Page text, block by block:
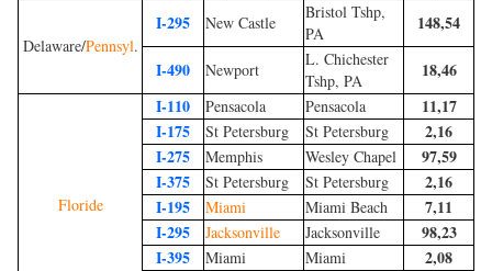
Delaware/Pennsyl.
I-295 New Castle
Bristol Tshp,
PA
148,54
I-490 Newport
L. Chichester
Tshp, PA
18,46
Floride
I-110 Pensacola Pensacola
11,17
I-175
St Petersburg St Petersburg
2,16
I-275
Memphis Wesley Chapel
97,59
I-375
St Petersburg St Petersburg
2,16
I-195
Miami Miami Beach
7,11
I-295
Jacksonville Jacksonville
98,23
I-395
Miami Miami
2,08